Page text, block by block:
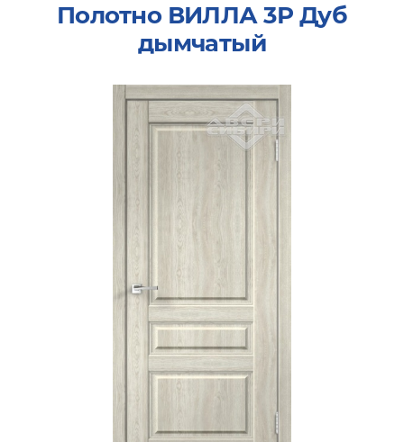
Полотно ВИЛЛА 3Р Дуб
дымчатый